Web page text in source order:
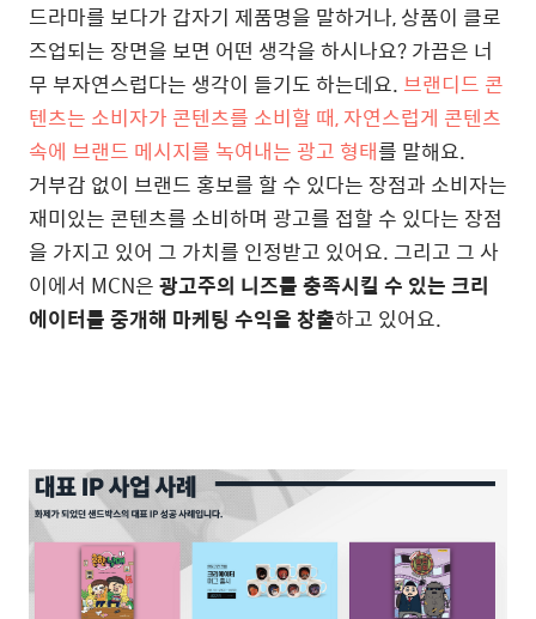
드라마를 보다가 갑자기 제품명을 말하거나, 상품이 클로
즈업되는 장면을 보면 어떤 생각을 하시나요? 가끔은 너
무 부자연스럽다는 생각이 들기도 하는데요. 브랜디드 콘
텐츠는 소비자가 콘텐츠를 소비할 때, 자연스럽게 콘텐츠
속에 브랜드 메시지를 녹여내는 광고 형태를 말해요.
거부감 없이 브랜드 홍보를 할 수 있다는 장점과 소비자는
재미있는 콘텐츠를 소비하며 광고를 접할 수 있다는 장점
을 가지고 있어 그 가치를 인정받고 있어요. 그리고 그 사
이에서 MCN은광고주의 니즈를 충족시킬 수 있는 크리
에이터를 중개해 마케팅 수익을 창출하고 있어요.